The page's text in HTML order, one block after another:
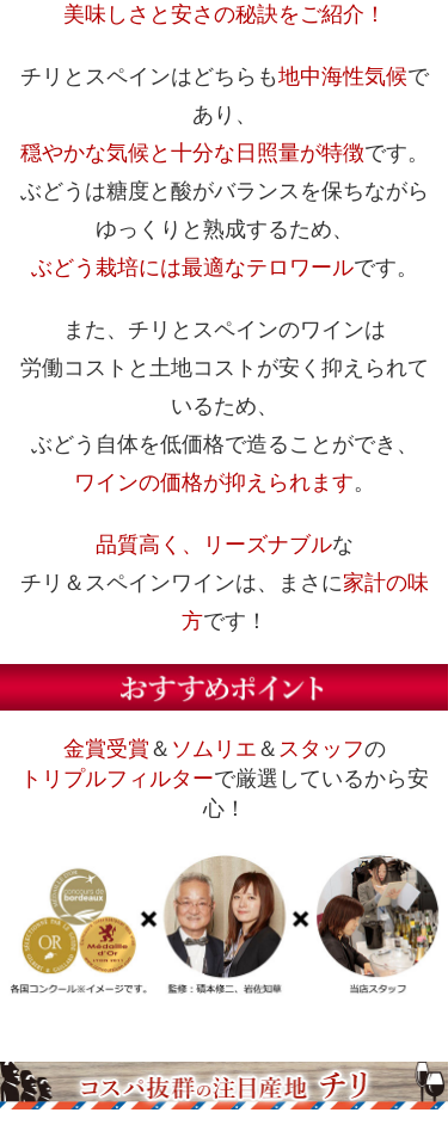
美味しさと安さの秘訣をご紹介！
チリとスペインはどちらも地中海性気候で
あり、
穏やかな気候と十分な日照量が特徴です。
ぶどうは糖度と酸がバランスを保ちながら
ゆっくりと熟成するため、
ぶどう栽培には最適なテロワールです。
また、チリとスペインのワインは
労働コストと土地コストが安く抑えられて
いるため、
ぶどう自体を低価格で造ることができ、
ワインの価格が抑えられます。
品質高く、リーズナブルな
チリ＆スペインワインは、まさに家計の味
方です！
金賞受賞 ＆ ソムリエ ＆ スタッフの
トリプルフィルターで厳選しているから安
心！